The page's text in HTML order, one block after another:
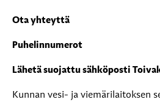
Ota yhteyttä
Puhelinnumerot
Lähetä suojattu sähköposti
Kunnan vesi- ja viemärilaitoksen